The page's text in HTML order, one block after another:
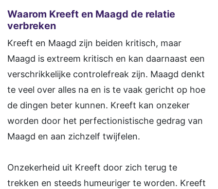
Waarom Kreeft en Maagd de relatie
verbreken
Kreeft en Maagd zijn beiden kritisch, maar
Maagd is extreem kritisch en kan daarnaast een
verschrikkelijke controlefreak zijn. Maagd denkt
te veel over alles na en is te vaak gericht op hoe
de dingen beter kunnen. Kreeft kan onzeker
worden door het perfectionistische gedrag van
Maagd en aan zichzelf twijfelen.
Onzekerheid uit Kreeft door zich terug te
trekken en steeds humeuriger te worden. Kreeft